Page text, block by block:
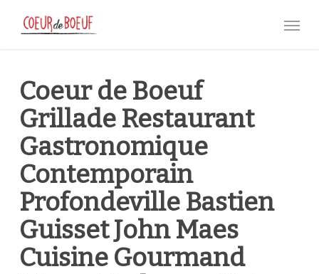
Menu
Coeur de Boeuf
Grillade Restaurant
Gastronomique
Contemporain
Profondeville Bastien
Guisset John Maes
Cuisine Gourmand